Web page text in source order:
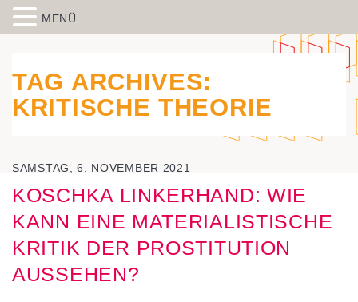
Spiegelbild – Politische Bildung
aus Wiesbaden
historisch-politische Bildungsarbeit in der Migrationsgesellschaft
TAG ARCHIVES:
KRITISCHE THEORIE
SAMSTAG, 6. NOVEMBER 2021
KOSCHKA LINKERHAND: WIE
KANN EINE MATERIALISTISCHE
KRITIK DER PROSTITUTION
AUSSEHEN?
MENÜ